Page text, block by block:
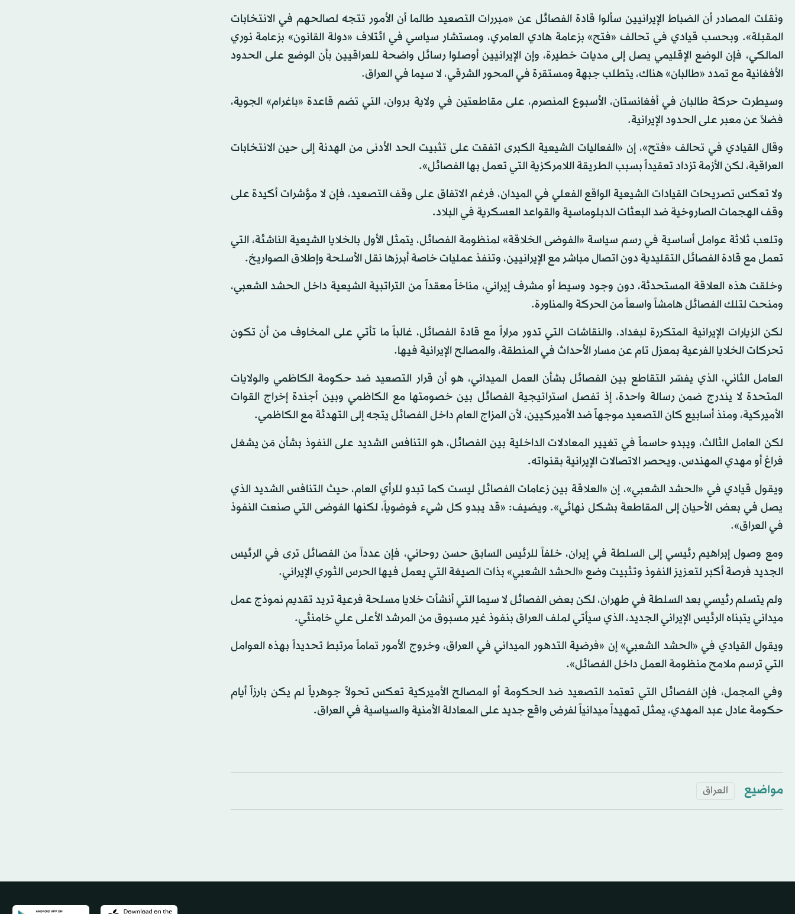
ونقلت المصادر أن الضباط الإيرانيين سألوا قادة الفصائل عن «مبررات التصعيد طالما أن الأمور تتجه لصالحهم في الانتخابات
المقبلة». وبحسب قيادي في تحالف «فتح» بزعامة هادي العامري، ومستشار سياسي في ائتلاف «دولة القانون» بزعامة نوري
المالكي، فإن الوضع الإقليمي يصل إلى مديات خطيرة، وإن الإيرانيين أوصلوا رسائل واضحة للعراقيين بأن الوضع على الحدود
الأفغانية مع تمدد «طالبان» هناك، يتطلب جبهة ومستقرة في المحور الشرقي، لا سيما في العراق.
وسيطرت حركة طالبان في أفغانستان، الأسبوع المنصرم، على مقاطعتين في ولاية بروان، التي تضم قاعدة «باغرام» الجوية،
فضلاً عن معبر على الحدود الإيرانية.
وقال القيادي في تحالف «فتح»، إن «الفعاليات الشيعية الكبرى اتفقت على تثبيت الحد الأدنى من الهدنة إلى حين الانتخابات
العراقية، لكن الأزمة تزداد تعقيداً بسبب الطريقة اللامركزية التي تعمل بها الفصائل».
ولا تعكس تصريحات القيادات الشيعية الواقع الفعلي في الميدان، فرغم الاتفاق على وقف التصعيد، فإن لا مؤشرات أكيدة على
وقف الهجمات الصاروخية ضد البعثات الدبلوماسية والقواعد العسكرية في البلاد.
وتلعب ثلاثة عوامل أساسية في رسم سياسة «الفوضى الخلاقة» لمنظومة الفصائل، يتمثل الأول بالخلايا الشيعية الناشئة، التي
تعمل مع قادة الفصائل التقليدية دون اتصال مباشر مع الإيرانيين، وتنفذ عمليات خاصة أبرزها نقل الأسلحة وإطلاق الصواريخ.
وخلقت هذه العلاقة المستحدثة، دون وجود وسيط أو مشرف إيراني، مناخاً معقداً من التراتبية الشيعية داخل الحشد الشعبي،
ومنحت لتلك الفصائل هامشاً واسعاً من الحركة والمناورة.
لكن الزيارات الإيرانية المتكررة لبغداد، والنقاشات التي تدور مراراً مع قادة الفصائل، غالباً ما تأتي على المخاوف من أن تكون
تحركات الخلايا الفرعية بمعزل تام عن مسار الأحداث في المنطقة، والمصالح الإيرانية فيها.
العامل الثاني، الذي يفسّر التقاطع بين الفصائل بشأن العمل الميداني، هو أن قرار التصعيد ضد حكومة الكاظمي والولايات
المتحدة لا يندرج ضمن رسالة واحدة، إذ تفصل استراتيجية الفصائل بين خصومتها مع الكاظمي وبين أجندة إخراج القوات
الأميركية، ومنذ أسابيع كان التصعيد موجهاً ضد الأميركيين، لأن المزاج العام داخل الفصائل يتجه إلى التهدئة مع الكاظمي.
لكن العامل الثالث، ويبدو حاسماً في تغيير المعادلات الداخلية بين الفصائل، هو التنافس الشديد على النفوذ بشأن مَن يشغل
فراغ أو مهدي المهندس، ويحصر الاتصالات الإيرانية بقنواته.
ويقول قيادي في «الحشد الشعبي»، إن «العلاقة بين زعامات الفصائل ليست كما تبدو للرأي العام، حيث التنافس الشديد الذي
يصل في بعض الأحيان إلى المقاطعة بشكل نهائي». ويضيف: «قد يبدو كل شيء فوضوياً، لكنها الفوضى التي صنعت النفوذ
في العراق».
ومع وصول إبراهيم رئيسي إلى السلطة في إيران، خلفاً للرئيس السابق حسن روحاني، فإن عدداً من الفصائل ترى في الرئيس
الجديد فرصة أكبر لتعزيز النفوذ وتثبيت وضع «الحشد الشعبي» بذات الصيغة التي يعمل فيها الحرس الثوري الإيراني.
ولم يتسلم رئيسي بعد السلطة في طهران، لكن بعض الفصائل لا سيما التي أنشأت خلايا مسلحة فرعية تريد تقديم نموذج عمل
ميداني يتبناه الرئيس الإيراني الجديد، الذي سيأتي لملف العراق بنفوذ غير مسبوق من المرشد الأعلى علي خامنئي.
ويقول القيادي في «الحشد الشعبي» إن «فرضية التدهور الميداني في العراق، وخروج الأمور تماماً مرتبط تحديداً بهذه العوامل
التي ترسم ملامح منظومة العمل داخل الفصائل».
وفي المجمل، فإن الفصائل التي تعتمد التصعيد ضد الحكومة أو المصالح الأميركية تعكس تحولاً جوهرياً لم يكن بارزاً أيام
حكومة عادل عبد المهدي، يمثل تمهيداً ميدانياً لفرض واقع جديد على المعادلة الأمنية والسياسية في العراق.
مواضيع العراق